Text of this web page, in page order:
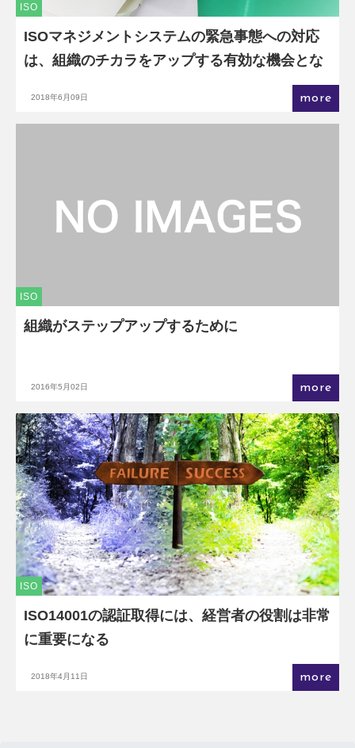
ISO
ISOマネジメントシステムの緊急事態への対応
は、組織のチカラをアップする有効な機会とな
2018年6月09日 more
ISO
組織がステップアップするために
2016年5月02日 more
ISO
ISO14001の認証取得には、経営者の役割は非常
に重要になる
2018年4月11日 more